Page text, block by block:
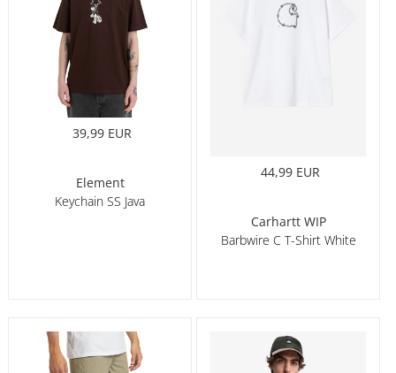
39,99 EUR
Element
Keychain SS Java
44,99 EUR
Carhartt WIP
Barbwire C T-Shirt White